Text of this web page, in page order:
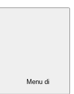
Menu di